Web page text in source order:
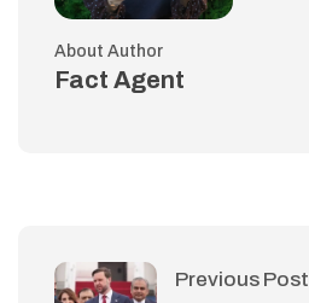
About Author
Fact Agent
Previous Post